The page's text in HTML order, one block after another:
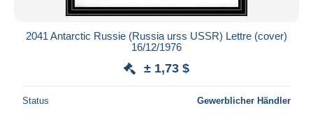
2041 Antarctic Russie (Russia urss USSR) Lettre (cover)
16/12/1976
± 1,73 $
Status Gewerblicher Händler